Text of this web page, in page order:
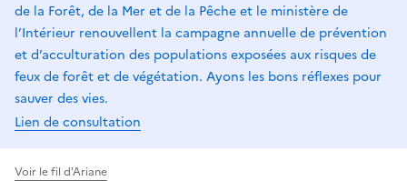
de la Forêt, de la Mer et de la Pêche et le ministère de
l’Intérieur renouvellent la campagne annuelle de prévention
et d’acculturation des populations exposées aux risques de
feux de forêt et de végétation. Ayons les bons réflexes pour
sauver des vies.
Lien de consultation
Voir le fil d'Ariane